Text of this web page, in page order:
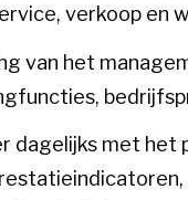
verkoop en
van het
dagelijks met het